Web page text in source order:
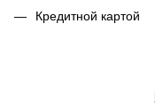
Кредитной картой